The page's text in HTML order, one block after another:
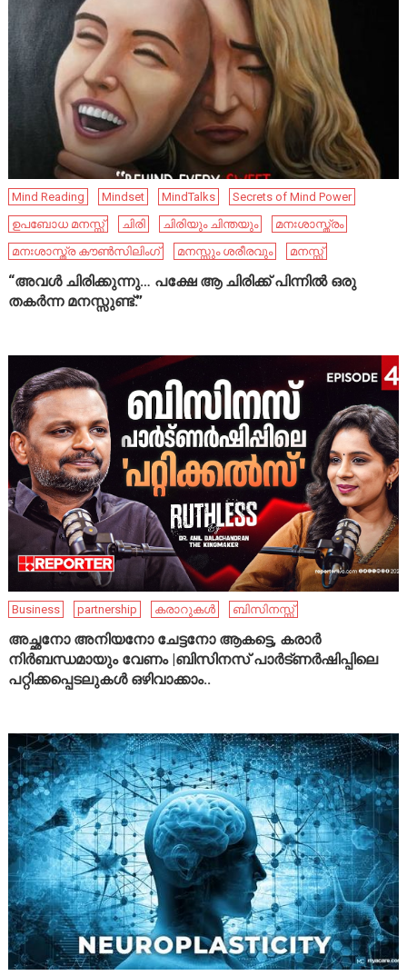
Mind Reading Mindset MindTalks
Secrets of Mind Power
ഉപബോധ മനസ്സ്
ചിരി ചിരിയും ചിന്തയും
മനഃശാസ്ത്രം
മനഃശാസ്ത്ര കൗൺസിലിംഗ്
മനസ്സും ശരീരവും മനസ്സ്
“അവൾ ചിരിക്കുന്നു… പക്ഷേ ആ ചിരിക്ക് പിന്നിൽ ഒരു
തകർന്ന മനസ്സുണ്ട്.”
Business partnership കരാറുകൾ ബിസിനസ്സ്
അച്ഛനോ അനിയനോ ചേട്ടനോ ആകട്ടെ, കരാർ
നിർബന്ധമായും വേണം |ബിസിനസ് പാർട്ണർഷിപ്പിലെ
പറ്റിക്കപ്പെടലുകൾ ഒഴിവാക്കാം..